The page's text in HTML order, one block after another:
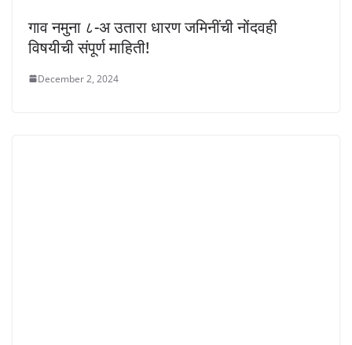
गाव नमुना ८-अ उतारा धारण जमिनींची नोंदवही
विषयीची संपूर्ण माहिती!
December 2, 2024